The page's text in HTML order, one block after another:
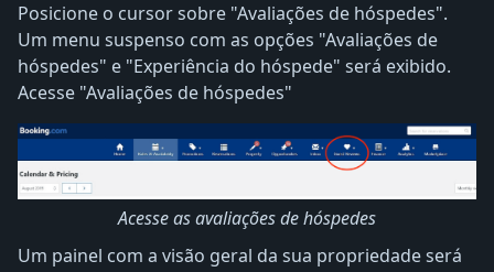
Posicione o cursor sobre "Avaliações de hóspedes".
Um menu suspenso com as opções "Avaliações de
hóspedes" e "Experiência do hóspede" será exibido.
Acesse "Avaliações de hóspedes"
Acesse as avaliações de hóspedes
Um painel com a visão geral da sua propriedade será